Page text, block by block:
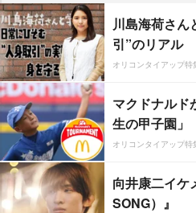
川島海荷さん
引”のリアル
オリコンタイアップ特
マクドナルド
生の甲子園」
オリコンタイアップ特
向井康二イケ
SONG）』